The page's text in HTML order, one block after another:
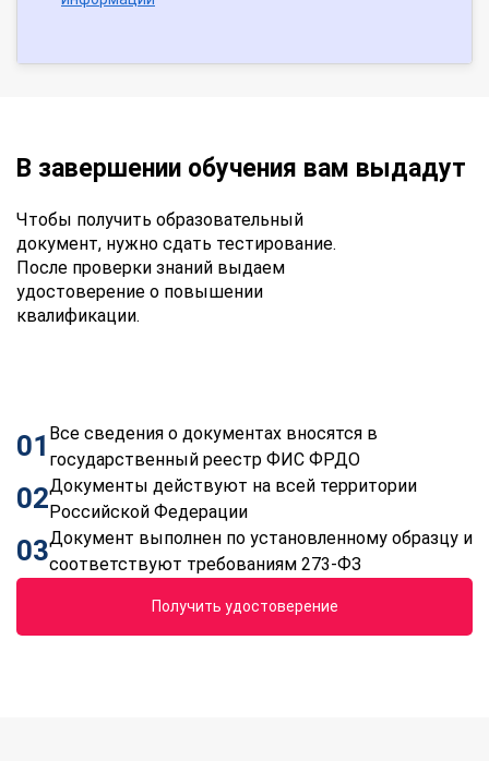
В завершении обучения вам выдадут
Чтобы получить образовательный
документ, нужно сдать тестирование.
После проверки знаний выдаем
удостоверение о повышении
квалификации.
01 Все сведения о документах вносятся в
государственный реестр ФИС ФРДО
02Документы действуют на всей территории
Российской Федерации
03Документ выполнен по установленному образцу и
соответствуют требованиям 273-ФЗ
Получить удостоверение